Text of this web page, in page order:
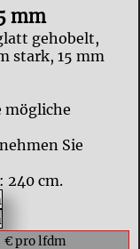
mm
gehobelt,
stark, 15 mm
mögliche
Sie
240 cm.
€ pro lfdm